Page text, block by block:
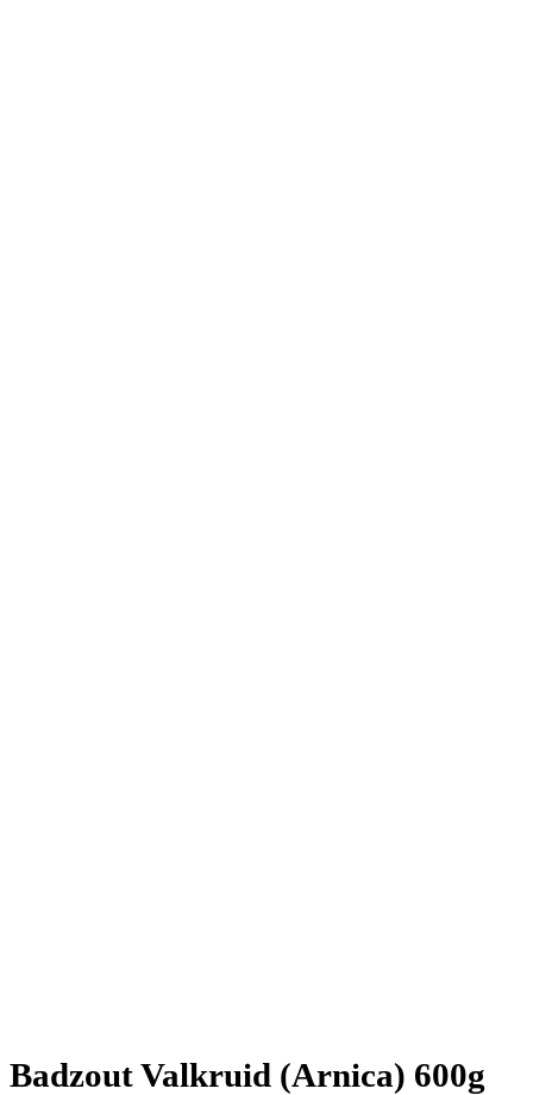
Badzout Valkruid (Arnica) 600g